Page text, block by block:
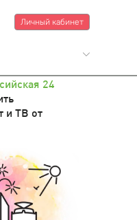
Личный кабинет
24
и ТВ от